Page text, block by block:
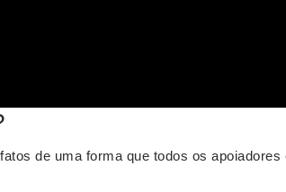
de uma forma que todos os apoiadores